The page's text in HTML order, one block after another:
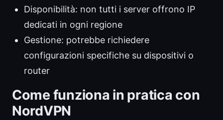
Disponibilità: non tutti i server offrono IP
dedicati in ogni regione
Gestione: potrebbe richiedere
configurazioni specifiche su dispositivi o
router
Come funziona in pratica con
NordVPN